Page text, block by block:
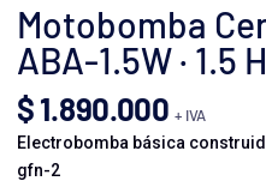
Motobomba
ABA-1.5W · 1.5
$1.890.000 + IVA
Electrobomba básica
gfn-2